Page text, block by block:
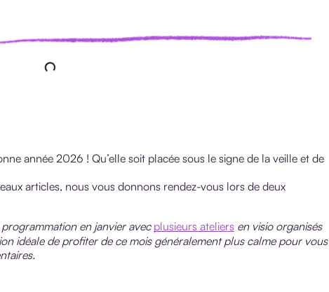
année 2026 ! Qu’elle soit placée sous le signe de la veille et de
articles, nous vous donnons rendez-vous lors de deux
en janvier avec plusieurs ateliers en visio organisés
idéale de profiter de ce mois généralement plus calme pour vous